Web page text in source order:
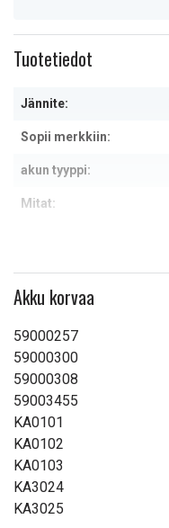
Tuotetiedot
Jännite:
Sopii merkkiin:
akun tyyppi:
Mitat:
Akku korvaa
59000257
59000300
59000308
59003455
KA0101
KA0102
KA0103
KA3024
KA3025